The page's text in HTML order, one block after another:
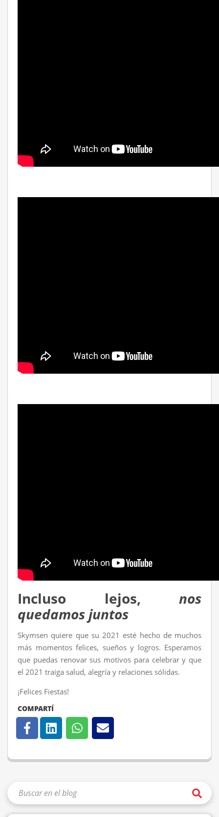
Incluso lejos, nos
quedamos juntos
Skymsen quiere que su 2021 esté hecho de muchos
más momentos felices, sueños y logros. Esperamos
que puedas renovar sus motivos para celebrar y que
el 2021 traiga salud, alegría y relaciones sólidas.
¡Felices Fiestas!
COMPARTÍ